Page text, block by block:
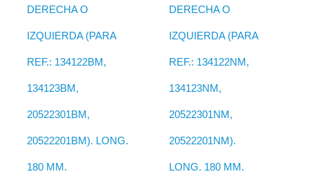
DERECHA O
IZQUIERDA (PARA
REF.: 134122BM,
134123BM,
20522301BM,
20522201BM). LONG.
180 MM.
DERECHA O
IZQUIERDA (PARA
REF.: 134122NM,
134123NM,
20522301NM,
20522201NM).
LONG. 180 MM.